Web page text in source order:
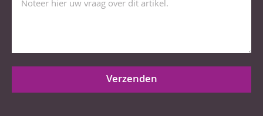
Verzenden